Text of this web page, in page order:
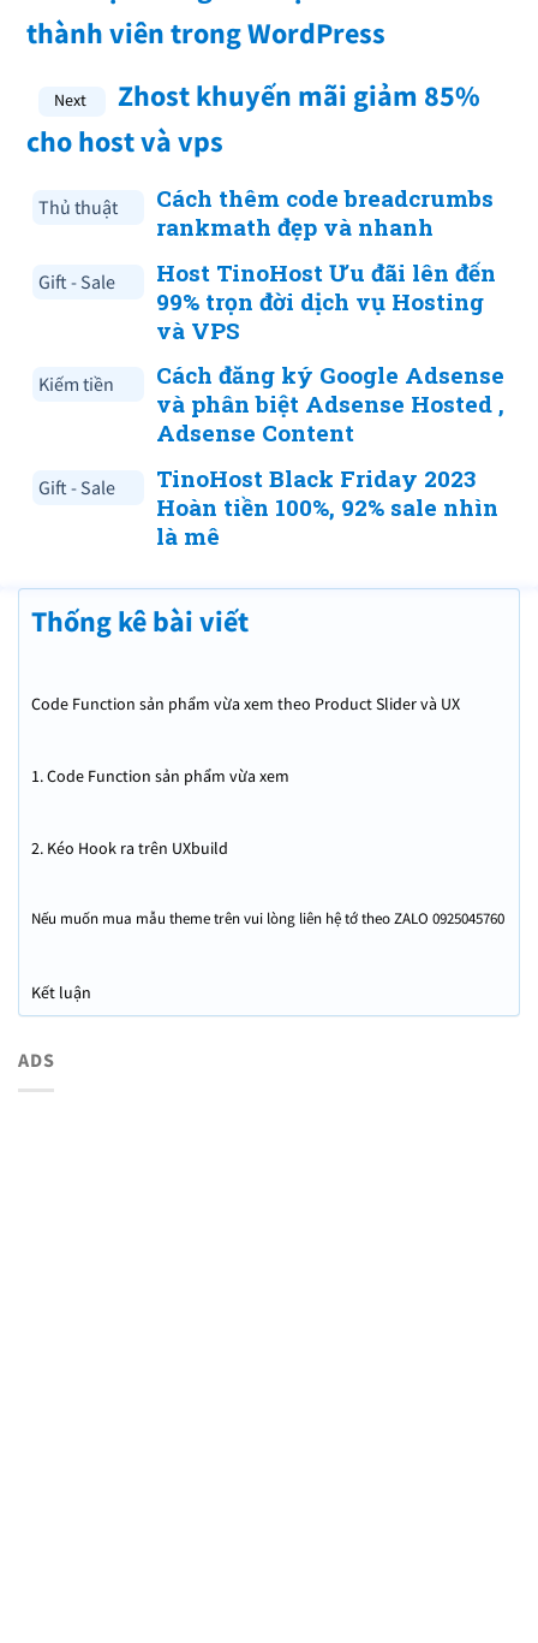
thành viên trong WordPress
Zhost khuyến mãi giảm 85%
cho host và vps
Thủ thuật
Cách thêm code breadcrumbs
rankmath đẹp và nhanh
Gift - Sale
Host TinoHost Ưu đãi lên đến
99% trọn đời dịch vụ Hosting
và VPS
Kiếm tiền
Cách đăng ký Google Adsense
và phân biệt Adsense Hosted ,
Adsense Content
Gift - Sale
TinoHost Black Friday 2023
Hoàn tiền 100%, 92% sale nhìn
là mê
Thống kê bài viết
Code Function sản phẩm vừa xem theo Product Slider và UX
1. Code Function sản phẩm vừa xem
2. Kéo Hook ra trên UXbuild
Nếu muốn mua mẫu theme trên vui lòng liên hệ tớ theo ZALO 0925045760
Kết luận
ADS